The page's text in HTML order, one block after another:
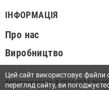
ІНФОРМАЦІЯ
Про нас
Виробництво
Авторські права © 2016-2024
Цей сайт використовує
перегляд сайту, ви